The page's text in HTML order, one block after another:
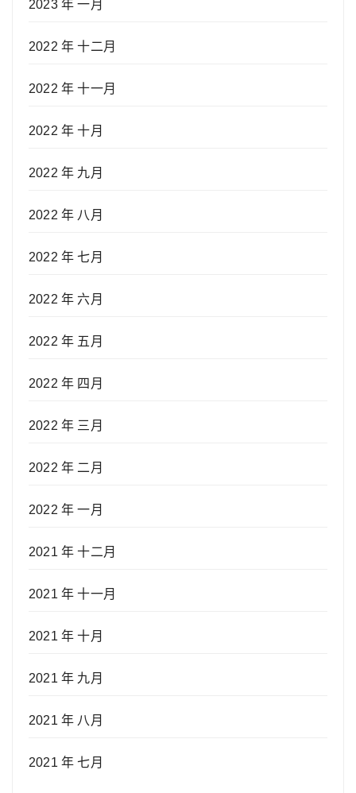
2023 年 一月
2022 年 十二月
2022 年 十一月
2022 年 十月
2022 年 九月
2022 年 八月
2022 年 七月
2022 年 六月
2022 年 五月
2022 年 四月
2022 年 三月
2022 年 二月
2022 年 一月
2021 年 十二月
2021 年 十一月
2021 年 十月
2021 年 九月
2021 年 八月
2021 年 七月